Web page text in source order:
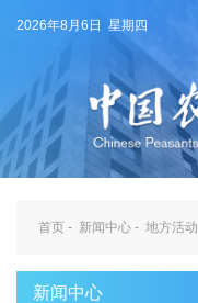
2026年8月6日 星期四
首页 - 新闻中心 - 地方活动
新闻中心